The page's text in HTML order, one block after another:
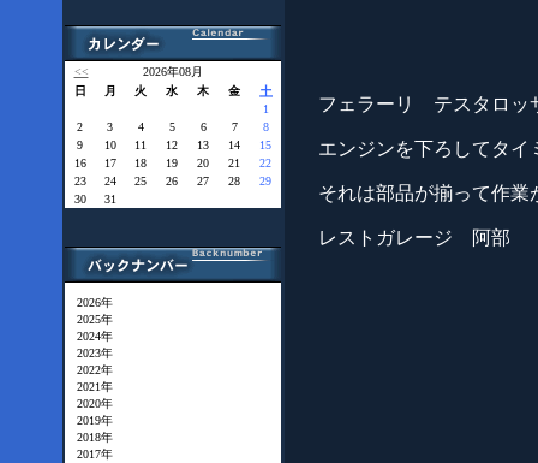
<<
2026年08月
日
月 火 水 木 金 土
1
2
3 4 5 6 7
8
9
10 11 12 13 14
15
16
17 18 19 20 21
22
23
24 25 26 27 28
29
30
31
2026年
2025年
2024年
2023年
2022年
2021年
2020年
2019年
2018年
2017年
フェラーリ テスタロッ
エンジンを下ろしてタ
それは部品が揃って作業
レストガレージ 阿部